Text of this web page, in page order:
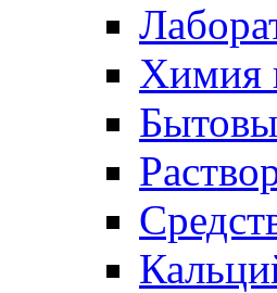
Химия